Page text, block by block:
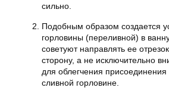
сильно.
Подобным образом создается
горловины (переливной) в
советуют направлять ее
сторону, а не исключительно
для облегчения присоединения
сливной горловине.